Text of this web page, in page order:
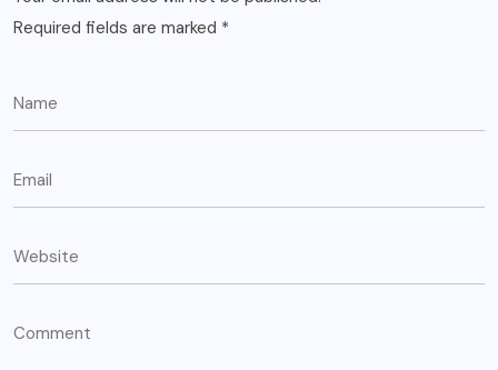
Required fields are marked *